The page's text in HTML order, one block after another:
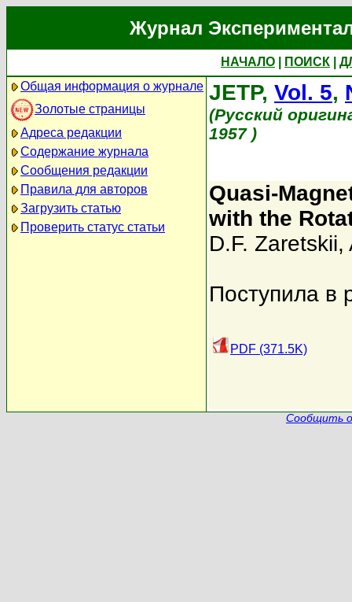
Журнал
НАЧАЛО ПОИСК
Общая информация о журнале
Золотые страницы
Адреса редакции
Содержание журнала
Сообщения редакции
Правила для авторов
Загрузить статью
Проверить статус статьи
JETP, Vol. 5,
(Русский
1957 )
Quasi-
with the
D.F. Zaretskii,
Поступила в
PDF (371.5K)
Сообщить о